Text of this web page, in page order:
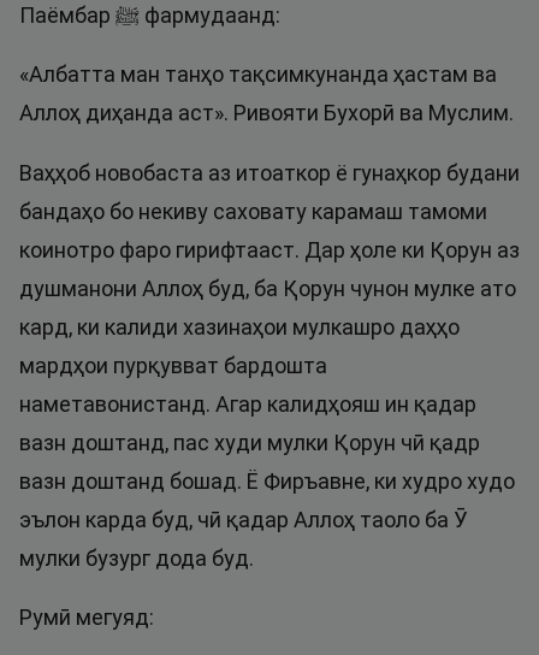
Паёмбар ﷺ фармудаанд:
«Албатта ман танҳо тақсимкунанда ҳастам ва
Аллоҳ диҳанда аст». Ривояти Бухорӣ ва Муслим.
Ваҳҳоб новобаста аз итоаткор ё гунаҳкор будани
бандаҳо бо некиву саховату карамаш тамоми
коинотро фаро гирифтааст. Дар ҳоле ки Қорун аз
душманони Аллоҳ буд, ба Қорун чунон мулке ато
кард, ки калиди хазинаҳои мулкашро даҳҳо
мардҳои пурқувват бардошта
наметавонистанд. Агар калидҳояш ин қадар
вазн доштанд, пас худи мулки Қорун чӣ қадр
вазн доштанд бошад. Ё Фиръавне, ки худро худо
эълон карда буд, чӣ қадар Аллоҳ таоло ба Ӯ
мулки бузург дода буд.
Румӣ мегуяд: